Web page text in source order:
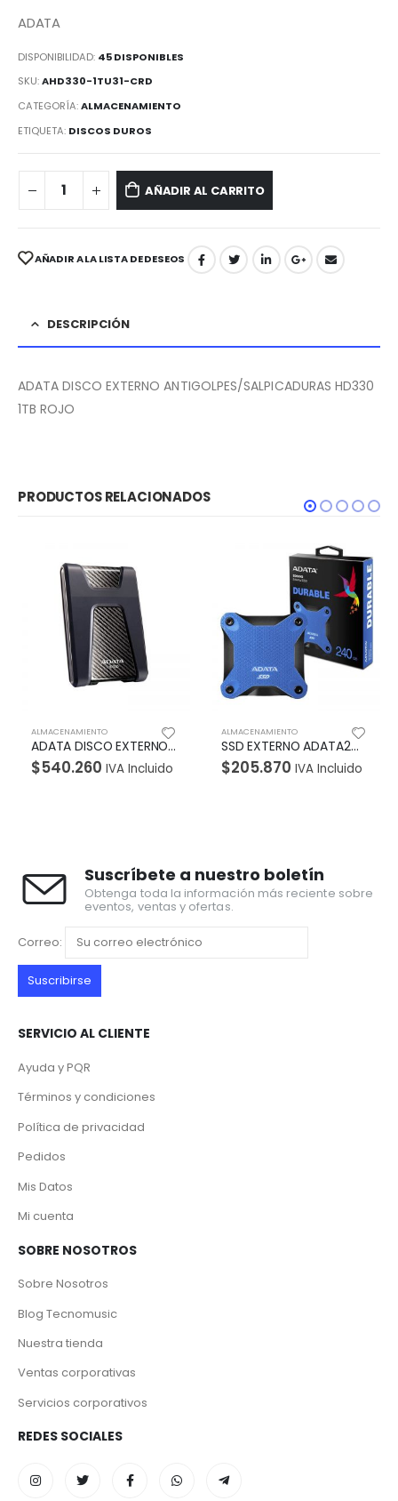
ADATA
DISPONIBILIDAD: 45 DISPONIBLES
SKU:AHD330-1TU31-CRD
CATEGORÍA:ALMACENAMIENTO
ETIQUETA: DISCOS DUROS
AÑADIR AL CARRITO
AÑADIR A LA LISTA DE DESEOS
DESCRIPCIÓN
ADATA DISCO EXTERNO ANTIGOLPES/SALPICADURAS HD330
1TB ROJO
PRODUCTOS RELACIONADOS
ADATA DISCO EXTERNO ANTIGOLPES HD650 4TB NEGRO
ALMACENAMIENTO
SSD EXTERNO ADATA240GB ANTIGOLPES SD600 240GB AZUL
$205.870 IVA Incluido
ALMACENAMIENTO
$ 268.940 IVA
Suscríbete a nuestro boletín
Obtenga toda la información más reciente sobre
eventos, ventas y ofertas.
Correo:
SERVICIO AL CLIENTE
Ayuda y PQR
Términos y condiciones
Política de privacidad
Pedidos
Mis Datos
Mi cuenta
SOBRE NOSOTROS
Sobre Nosotros
Blog Tecnomusic
Nuestra tienda
Ventas corporativas
Servicios corporativos
REDES SOCIALES